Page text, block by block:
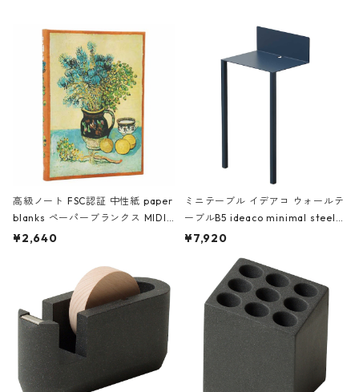
高級ノート FSC認証 中性紙 paper
blanks ペーパーブランクス MIDI
ハードカバー 罫線 ヴァン・ゴッホ
¥2,640
ミニテーブル イデアコ ウォールテ
ーブルB5 ideaco minimal steel f
urniture WALL Table B5 ネイビー
¥7,920